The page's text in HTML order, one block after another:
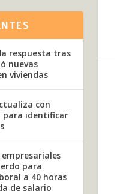
respuesta tras
nuevas
viviendas
con
identificar
para
a 40 horas
de salario